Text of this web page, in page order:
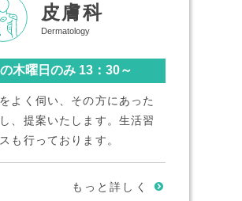
皮膚科
Dermatology
木曜日のみ 13：30～
よく伺い、その方にあった
、提案いたします。生活習
も行っております。
もっと詳しく